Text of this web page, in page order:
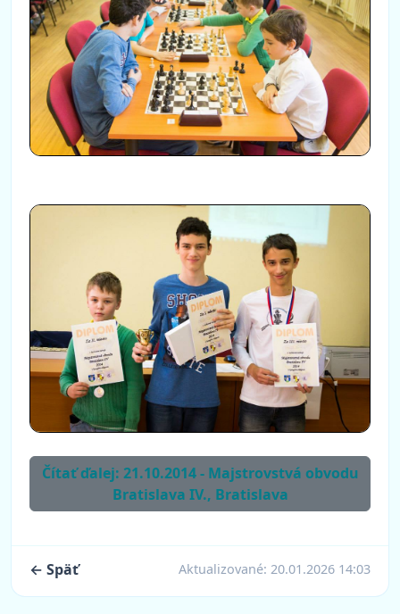
Čítať ďalej: 21.10.2014 - Majstrovstvá obvodu
Bratislava IV., Bratislava
← Späť Aktualizované: 20.01.2026 14:03